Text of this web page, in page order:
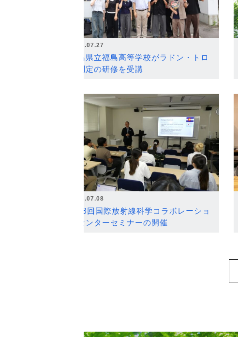
2026.07.27
福島県立福島高等学校がラドン・トロ
ン測定の研修を受講
2026.07.08
第18回国際放射線科学コラボレーショ
ンセンターセミナーの開催